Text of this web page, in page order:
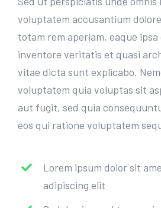
voluptatem accusantium
totam rem aperiam, eaque ipsa
inventore veritatis et quasi
vitae dicta sunt explicabo.
voluptatem quia voluptas sit
aut fugit, sed quia
eos qui ratione voluptatem
Lorem ipsum dolor sit
adipiscing elit